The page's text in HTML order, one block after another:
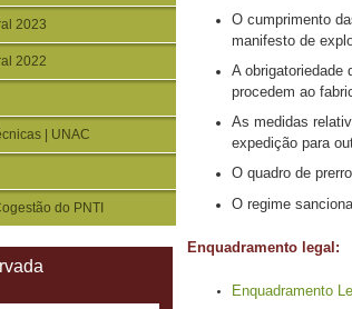
2023
2022
| UNAC
do PNTI
O cumprimento
manifesto de
A obrigatoriedade
procedem ao
As medidas
expedição para
O quadro de
O regime
Enquadramento legal:
Enquadramento